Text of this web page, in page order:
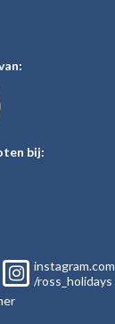
bij:
instagram.com
/ross_holidays